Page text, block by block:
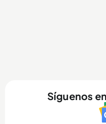
Síguenos